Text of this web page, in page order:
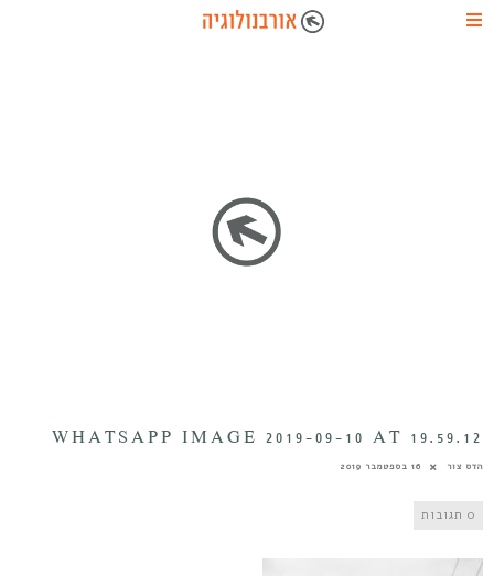
WHATSAPP IMAGE 2019-09-10 AT 19.59.12
הדס צור 16 בספטמבר 2019
0 תגובות